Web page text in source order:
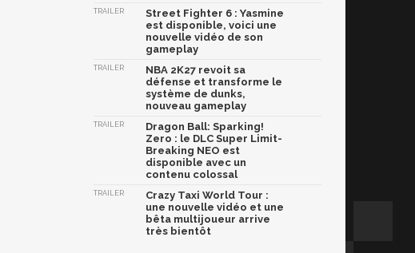
TRAILER
Street Fighter 6 : Yasmine
est disponible, voici une
nouvelle vidéo de son
gameplay
TRAILER
NBA 2K27 revoit sa
défense et transforme le
système de dunks,
nouveau gameplay
TRAILER
Dragon Ball: Sparking!
Zero : le DLC Super Limit-
Breaking NEO est
disponible avec un
contenu colossal
TRAILER
Crazy Taxi World Tour :
une nouvelle vidéo et une
bêta multijoueur arrive
très bientôt